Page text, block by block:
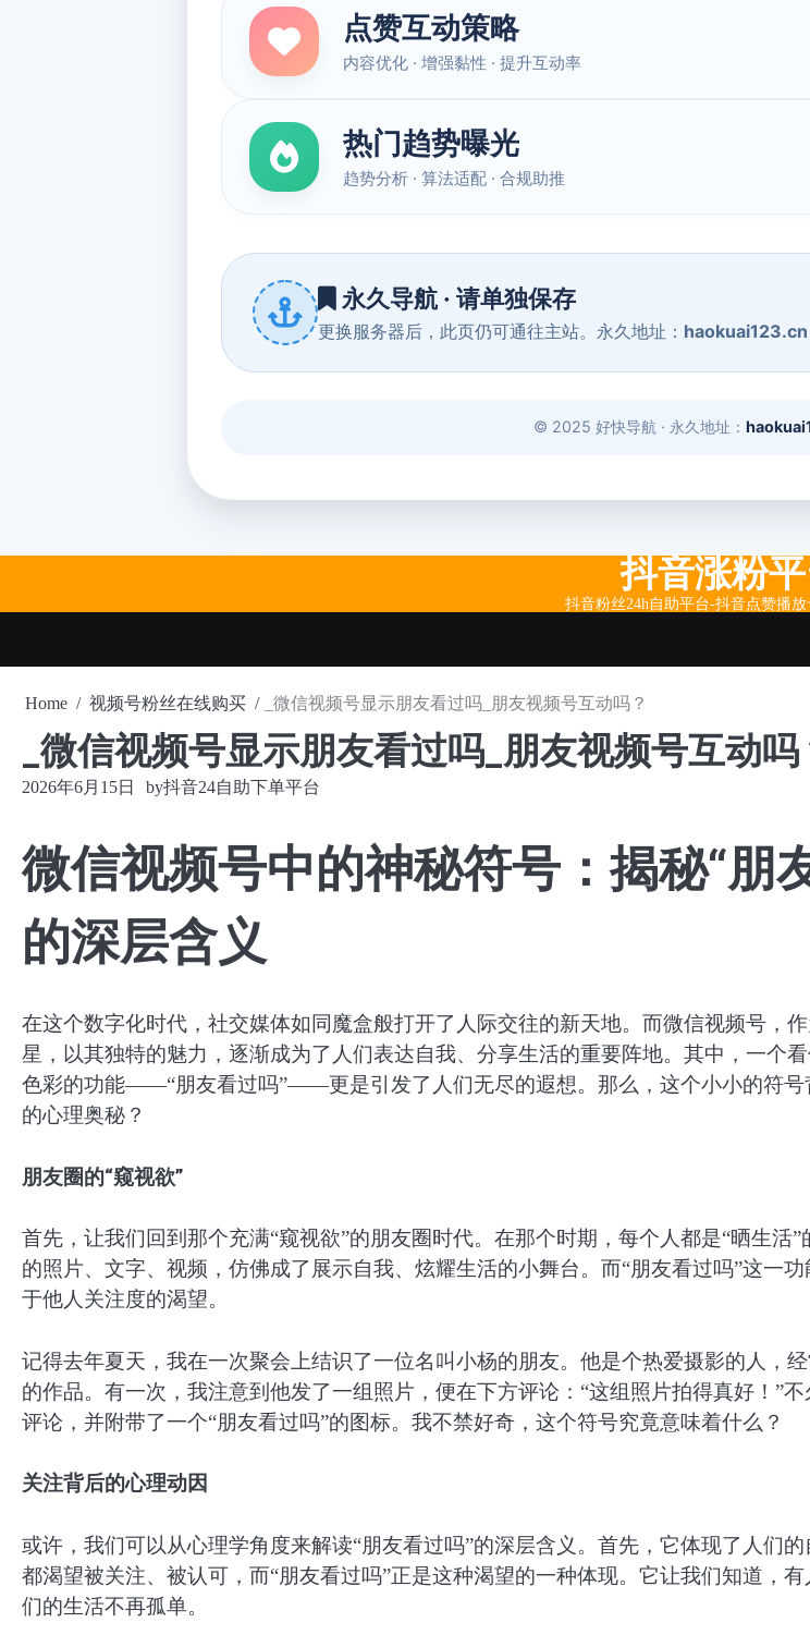
抖音涨粉
抖音粉丝24h自助平台-抖音点赞播
Home 视频号粉丝在线购买 _微信视频号显示朋友看过吗_朋友视频号互动吗？
_微信视频号显示朋友看过吗_朋友视频号互动吗
2026年6月15日 by抖音24自助下单平台
微信视频号中的神秘符号：揭秘“朋
的深层含义
在这个数字化时代，社交媒体如同魔盒般打开了人际交往的新天地。而微信视频号，
星，以其独特的魅力，逐渐成为了人们表达自我、分享生活的重要阵地。其中，一个
色彩的功能——“朋友看过吗”——更是引发了人们无尽的遐想。那么，这个小小的符号
的心理奥秘？
朋友圈的“窥视欲”
首先，让我们回到那个充满“窥视欲”的朋友圈时代。在那个时期，每个人都是“晒生活
的照片、文字、视频，仿佛成了展示自我、炫耀生活的小舞台。而“朋友看过吗”这一
于他人关注度的渴望。
记得去年夏天，我在一次聚会上结识了一位名叫小杨的朋友。他是个热爱摄影的人，
的作品。有一次，我注意到他发了一组照片，便在下方评论：“这组照片拍得真好！”
评论，并附带了一个“朋友看过吗”的图标。我不禁好奇，这个符号究竟意味着什么？
关注背后的心理动因
或许，我们可以从心理学角度来解读“朋友看过吗”的深层含义。首先，它体现了人们
都渴望被关注、被认可，而“朋友看过吗”正是这种渴望的一种体现。它让我们知道，
们的生活不再孤单。